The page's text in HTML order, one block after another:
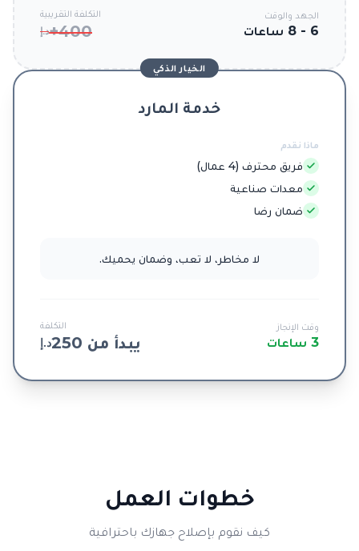
الجهد والوقت
6 - 8 ساعات
التكلفة التقريبية
400+ د.إ
الخيار الذكي
خدمة المارد
ماذا نقدم
فريق محترف (4 عمال)
معدات صناعية
ضمان رضا
لا مخاطر، لا تعب، وضمان يحميك.
وقت الإنجاز
3 ساعات
التكلفة
يبدأ من 250 د.إ
خطوات العمل
كيف نقوم بإصلاح جهازك باحترافية